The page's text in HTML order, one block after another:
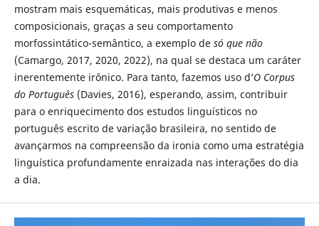
mostram mais esquemáticas, mais produtivas e menos
composicionais, graças a seu comportamento
morfossintático-semântico, a exemplo de só que não
(Camargo, 2017, 2020, 2022), na qual se destaca um caráter
inerentemente irônico. Para tanto, fazemos uso d’O Corpus
do Português (Davies, 2016), esperando, assim, contribuir
para o enriquecimento dos estudos linguísticos no
português escrito de variação brasileira, no sentido de
avançarmos na compreensão da ironia como uma estratégia
linguística profundamente enraizada nas interações do dia
a dia.